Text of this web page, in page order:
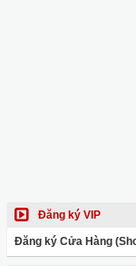
Đăng ký VIP
Đăng ký Cửa Hàng